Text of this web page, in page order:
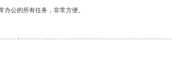
公的所有任务，非常方便。